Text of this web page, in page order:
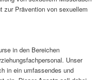
zur Prävention von sexuellem
in den Bereichen
Unser
in ein umfassendes und